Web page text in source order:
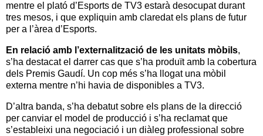
mentre el plató d’Esports de TV3 estarà desocupat durant
tres mesos, i que expliquin amb claredat els plans de futur
per a l’àrea d’Esports.
En relació amb l’externalització de les unitats mòbils,
s’ha destacat el darrer cas que s’ha produït amb la cobertura
dels Premis Gaudí. Un cop més s’ha llogat una mòbil
externa mentre n’hi havia de disponibles a TV3.
D’altra banda, s’ha debatut sobre els plans de la direcció
per canviar el model de producció i s’ha reclamat que
s’estableixi una negociació i un diàleg professional sobre